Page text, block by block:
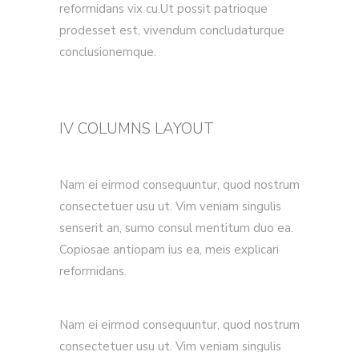
reformidans vix cu.Ut possit patrioque
prodesset est, vivendum concludaturque
conclusionemque.
IV COLUMNS LAYOUT
Nam ei eirmod consequuntur, quod nostrum
consectetuer usu ut. Vim veniam singulis
senserit an, sumo consul mentitum duo ea.
Copiosae antiopam ius ea, meis explicari
reformidans.
Nam ei eirmod consequuntur, quod nostrum
consectetuer usu ut. Vim veniam singulis